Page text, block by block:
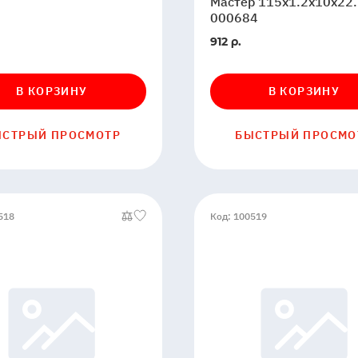
В КОРЗИНУ
ПРОСМОТР
000684
В
912 р.
В КОРЗИНУ
БЫСТРЫЙ
Код: 100519